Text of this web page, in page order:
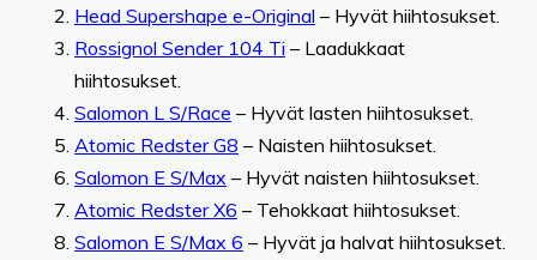
Head Supershape e-Original – Hyvät hiihtosukset.
Rossignol Sender 104 Ti – Laadukkaat
hiihtosukset.
Salomon L S/Race – Hyvät lasten hiihtosukset.
Atomic Redster G8 – Naisten hiihtosukset.
Salomon E S/Max – Hyvät naisten hiihtosukset.
Atomic Redster X6 – Tehokkaat hiihtosukset.
Salomon E S/Max 6 – Hyvät ja halvat hiihtosukset.